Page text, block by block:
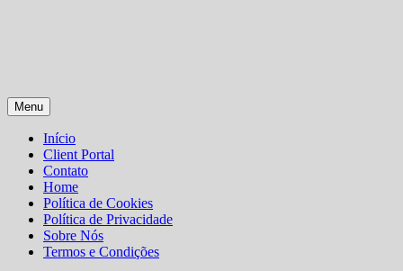
Skip
to
content
Menu
Início
Client Portal
Contato
Home
Política de Cookies
Política de Privacidade
Sobre Nós
Termos e Condições